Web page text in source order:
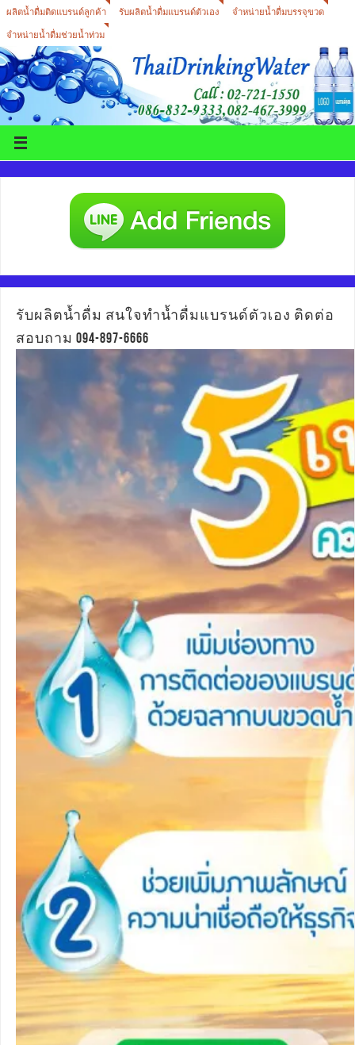
ผลิตน้ำดื่มติดแบรนด์ลูกค้า รับผลิตน้ำดื่มแบรนด์ตัวเอง
จำหน่ายน้ำดื่มบรรจุขวด
จำหน่ายน้ำดื่มช่วยน้ำท่วม
รับผลิตน้ำดื่ม สนใจทำน้ำดื่มแบรนด์ตัวเอง ติดต่อ
สอบถาม 094-897-6666